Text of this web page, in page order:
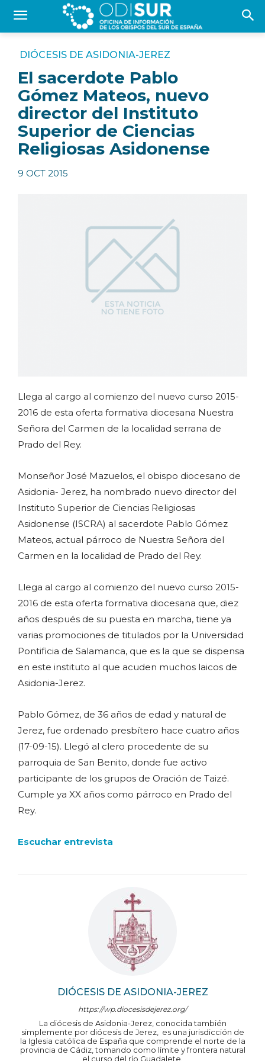
DIÓCESIS DE ASIDONIA-JEREZ
El sacerdote Pablo
Gómez Mateos, nuevo
director del Instituto
Superior de Ciencias
Religiosas Asidonense
9 OCT 2015
DIÓCESIS DE ASIDONIA-JEREZ
https://wp.diocesisdejerez.org/
La diócesis de Asidonia-Jerez, conocida también
simplemente por diócesis de Jerez, ​ es una jurisdicción de
la Iglesia católica de España que comprende el norte de la
provincia de Cádiz, tomando como límite y frontera natural
el curso del río Guadalete.
Llega al cargo al comienzo del nuevo curso 2015-
2016 de esta oferta formativa diocesana Nuestra
Señora del Carmen de la localidad serrana de
Prado del Rey.
Monseñor José Mazuelos, el obispo diocesano de
Asidonia- Jerez, ha nombrado nuevo director del
Instituto Superior de Ciencias Religiosas
Asidonense (ISCRA) al sacerdote Pablo Gómez
Mateos, actual párroco de Nuestra Señora del
Carmen en la localidad de Prado del Rey.
Llega al cargo al comienzo del nuevo curso 2015-
2016 de esta oferta formativa diocesana que, diez
años después de su puesta en marcha, tiene ya
varias promociones de titulados por la Universidad
Pontificia de Salamanca, que es la que se dispensa
en este instituto al que acuden muchos laicos de
Asidonia-Jerez.
Pablo Gómez, de 36 años de edad y natural de
Jerez, fue ordenado presbítero hace cuatro años
(17-09-15). Llegó al clero procedente de su
parroquia de San Benito, donde fue activo
participante de los grupos de Oración de Taizé.
Cumple ya XX años como párroco en Prado del
Rey.
Escuchar entrevista